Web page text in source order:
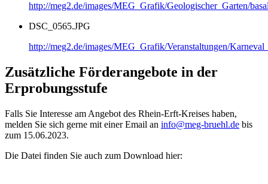
http://meg2.de/images/MEG_Grafik/Geologischer_Garten/
DSC_0565.JPG
http://meg2.de/images/MEG_Grafik/Veranstaltungen/
Zusätzliche Förderangebote in der
Erprobungsstufe
Falls Sie Interesse am Angebot des Rhein-Erft-Kreises haben,
melden Sie sich gerne mit einer Email an info@meg-bruehl.de bis
zum 15.06.2023.
Die Datei finden Sie auch zum Download hier: